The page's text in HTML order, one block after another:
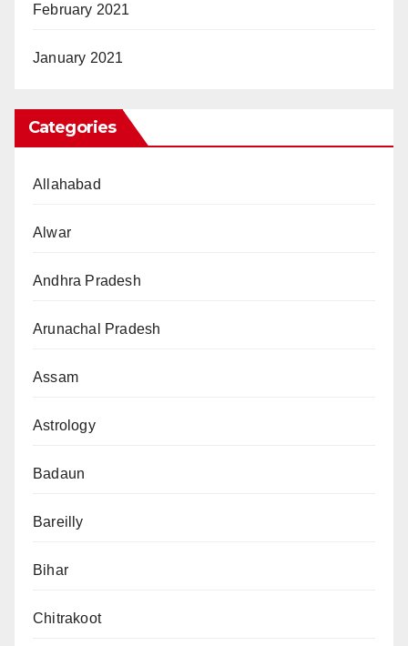
February 2021
January 2021
Categories
Allahabad
Alwar
Andhra Pradesh
Arunachal Pradesh
Assam
Astrology
Badaun
Bareilly
Bihar
Chitrakoot